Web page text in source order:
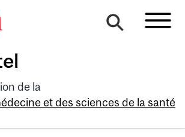
de la
et des sciences de la santé